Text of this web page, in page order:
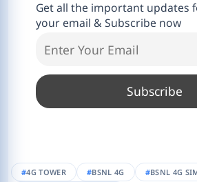
Get all the important updates
your email & Subscribe now
4G TOWER BSNL 4G
BSNL 4G